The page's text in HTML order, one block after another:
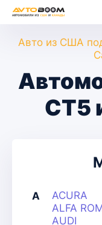
Авто из США
CT5
A
ACURA
ALFA
AUDI